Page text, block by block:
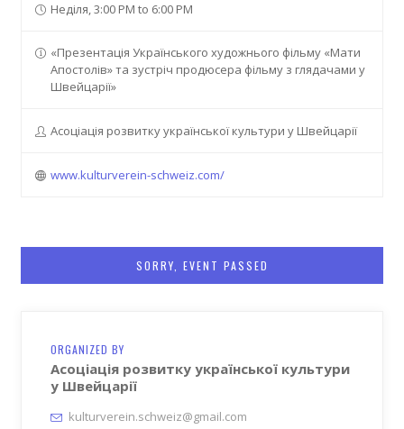
Неділя, 3:00 PM to 6:00 PM
«Презентація Українського художнього фільму «Мати
Апостолів» та зустріч продюсера фільму з глядачами у
Швейцарії»
Асоціація розвитку української культури у Швейцарії
www.kulturverein-schweiz.com/
SORRY, EVENT PASSED
ORGANIZED BY
Асоціація розвитку української культури
у Швейцарії
kulturverein.schweiz@gmail.com